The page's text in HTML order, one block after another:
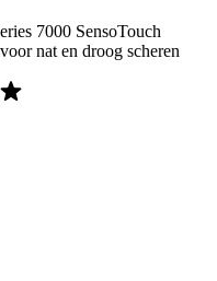
7000 SensoTouch
nat en droog scheren